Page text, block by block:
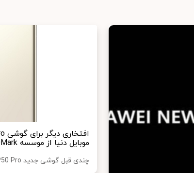
موبایل دنیا از موسسه DxOMark
چندی قبل گوشی جدید Huawei P50 Pro با کسب بالاترین امتیاز تا به امروز از موسسه Dx...